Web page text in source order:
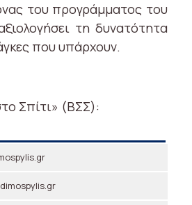
του προγράμματος του
τη δυνατότητα
που υπάρχουν.
Σπίτι» (ΒΣΣ):